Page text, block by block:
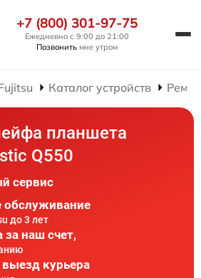
+7 (800) 301-97-75
Ежедневно с 9:00 до 21:00
Позвонить мне утром
Каталог устройств
планшета
Q550
сервис
обслуживание
до 3 лет
за наш счет,
курьера